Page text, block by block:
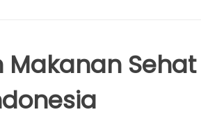
Makanan